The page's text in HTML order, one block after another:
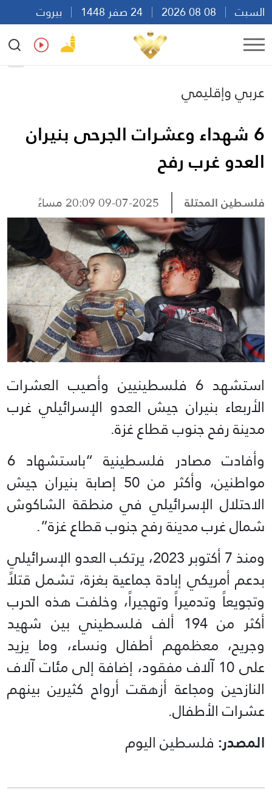
السبت
بيروت
09:03
Ar
عربي وإقليمي
6 شهداء وعشرات الجرحى بنيران
العدو غرب رفح
فلسطين المحتلة 09-07-2025 20:09 مساءً
استشهد 6 فلسطينيين وأصيب العشرات
الأربعاء بنيران جيش العدو الإسرائيلي غرب
مدينة رفح جنوب قطاع غزة.
وأفادت مصادر فلسطينية “باستشهاد 6
مواطنين، وأكثر من 50 إصابة بنيران جيش
الاحتلال الإسرائيلي في منطقة الشاكوش
شمال غرب مدينة رفح جنوب قطاع غزة”.
ومنذ 7 أكتوبر 2023، يرتكب العدو الإسرائيلي
بدعم أمريكي إبادة جماعية بغزة، تشمل قتلاً
وتجويعاً وتدميراً وتهجيراً، وخلفت هذه الحرب
أكثر من 194 ألف فلسطيني بين شهيد
وجريح، معظمهم أطفال ونساء، وما يزيد
على 10 آلاف مفقود، إضافة إلى مئات آلاف
النازحين ومجاعة أزهقت أرواح كثيرين بينهم
عشرات الأطفال.
المصدر: فلسطين اليوم